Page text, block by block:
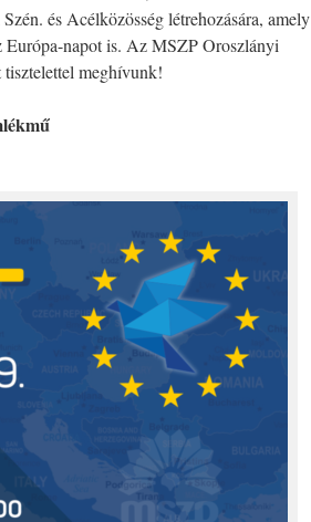
és Acélközösség létrehozására, amely
napot is. Az MSZP Oroszlányi
tisztelettel meghívunk!